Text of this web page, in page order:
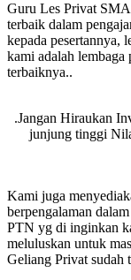
Guru Les Privat SMA
terbaik dalam
kepada pesertannya,
kami adalah
terbaiknya..
.Jangan Hiraukan
junjung tinggi
Kami juga
berpengalaman
PTN yg di inginkan
meluluskan untuk
Geliang Privat sudah